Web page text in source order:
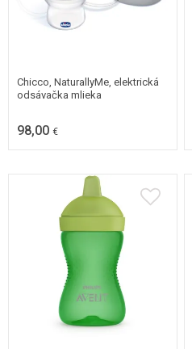
Chicco, NaturallyMe, elektrická
odsávačka mlieka
98,00 €